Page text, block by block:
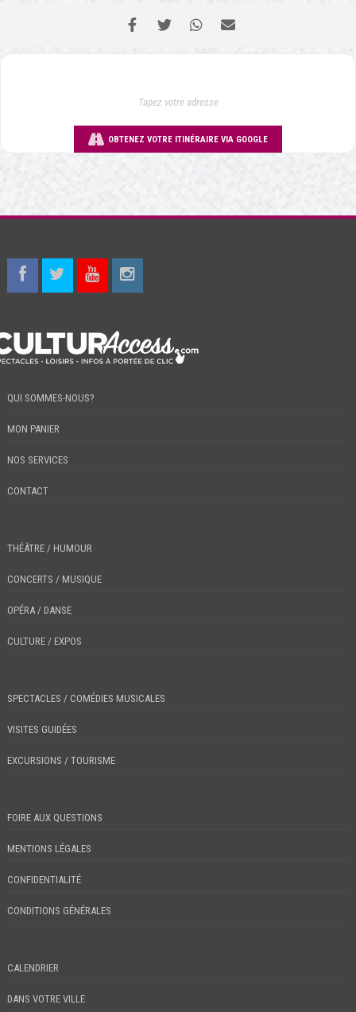
OBTENEZ VOTRE ITINÉRAIRE VIA GOOGLE
QUI SOMMES-NOUS?
MON PANIER
NOS SERVICES
CONTACT
THÉÂTRE / HUMOUR
CONCERTS / MUSIQUE
OPÉRA / DANSE
CULTURE / EXPOS
SPECTACLES / COMÉDIES MUSICALES
VISITES GUIDÉES
EXCURSIONS / TOURISME
FOIRE AUX QUESTIONS
MENTIONS LÉGALES
CONFIDENTIALITÉ
CONDITIONS GÉNÉRALES
CALENDRIER
DANS VOTRE VILLE